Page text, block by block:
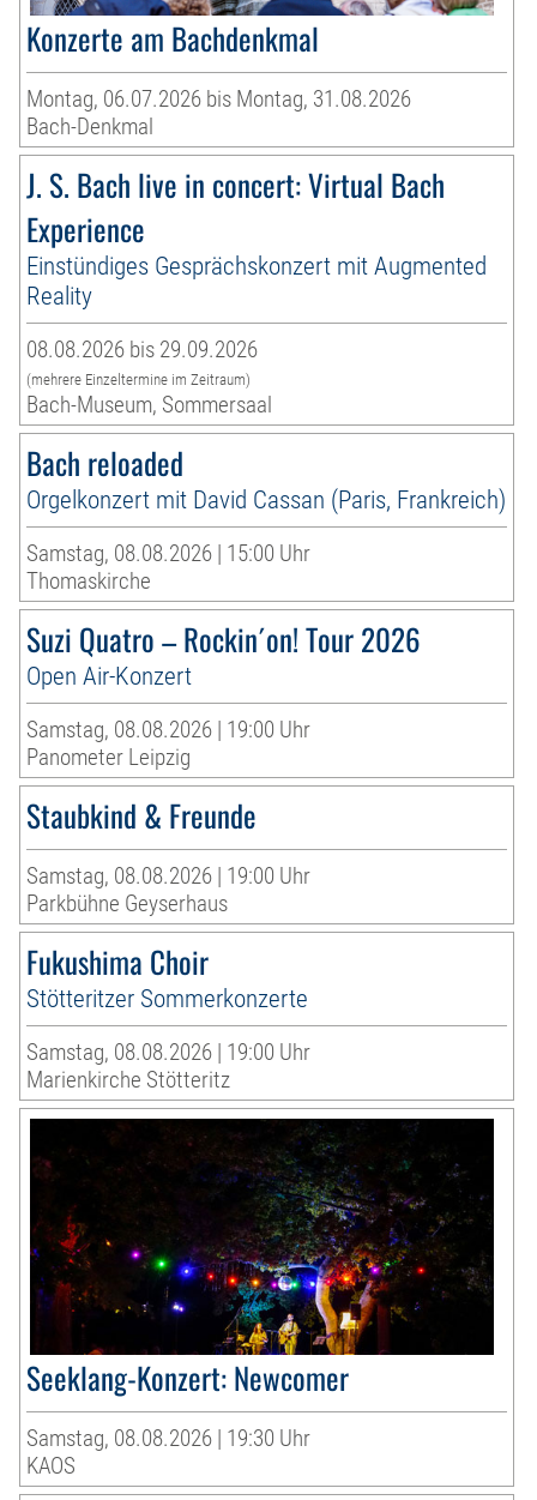
Konzerte am Bachdenkmal
Montag, 06.07.2026 bis Montag, 31.08.2026
Bach-Denkmal
J. S. Bach live in concert: Virtual Bach
Experience
Einstündiges Gesprächskonzert mit Augmented
Reality
08.08.2026 bis 29.09.2026
(mehrere Einzeltermine im Zeitraum)
Bach-Museum, Sommersaal
Bach reloaded
Orgelkonzert mit David Cassan (Paris, Frankreich)
Samstag, 08.08.2026 | 15:00 Uhr
Thomaskirche
Suzi Quatro – Rockin´on! Tour 2026
Open Air-Konzert
Samstag, 08.08.2026 | 19:00 Uhr
Panometer Leipzig
Staubkind & Freunde
Samstag, 08.08.2026 | 19:00 Uhr
Parkbühne Geyserhaus
Fukushima Choir
Stötteritzer Sommerkonzerte
Samstag, 08.08.2026 | 19:00 Uhr
Marienkirche Stötteritz
Seeklang-Konzert: Newcomer
Samstag, 08.08.2026 | 19:30 Uhr
KAOS